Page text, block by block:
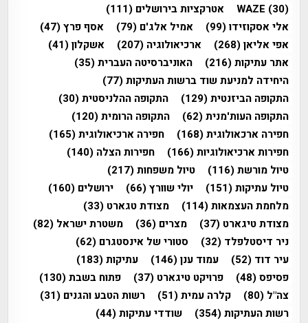
WAZE (30) אטרקציות בירושלים (111)
אלי אסקוזידו(99) אמיל אלג'ם (79) אסף פרץ(47)
אפי אליאן(268) ארכיאולוגיה (207) אשקלון(41)
אתר עתיקות(216) האוניברסיטה העברית(35)
היחידה למניעת שוד ברשות העתיקות(77)
התקופה הביזנטית(129) התקופה ההלניסטית(30)
התקופה העות'מנית(62) התקופה הרומית(120)
חפירה ארכאולוגית(168) חפירה ארכיאולוגית(165)
חפירות ארכיאולוגיות(166) חפירות הצלה (140)
טיול מורשת(116) טיול משפחות(217)
טיול עתיקות(151) יולי שוורץ(66) ירושלים (160)
מלחמת העצמאות(114) מצודת טגארט (33)
מצודת טיגארט (37) מצרים (36) משטרת ישראל (82)
ניר דיסטלפלד (32) סטורי של אינסטגרם (62)
עיר דוד (52) עמוד ענן(146) עתיקות(183)
פסיפס(48) פרויקט טיגארט (37) פתוח בשבת(130)
צה"ל (80) קלרה עמית(51) רשות הטבע והגנים (31)
רשות העתיקות(354) שודדי עתיקות(44)